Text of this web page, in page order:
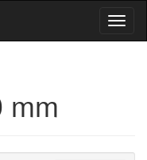
mm